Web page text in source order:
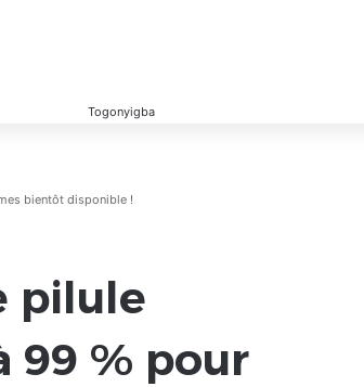
bientôt disponible !
pilule
99 % pour